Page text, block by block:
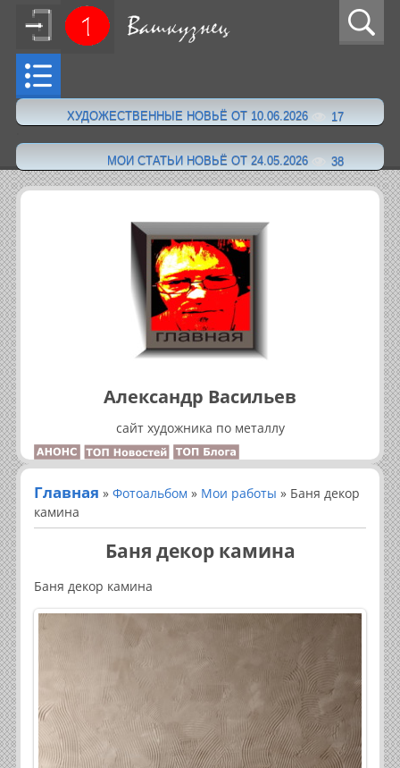
ХУДОЖЕСТВЕННЫЕ НОВЬЁ ОТ 10.06.2026 17
МОИ СТАТЬИ НОВЬЁ ОТ 24.05.2026 38
Александр Васильев
сайт художника по металлу
Главная » Фотоальбом » Мои работы » Баня декор
камина
Баня декор камина
Баня декор камина